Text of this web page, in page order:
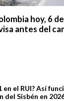
hoy, 6 de
antes del
en el RUI? Así
del Sisbén en